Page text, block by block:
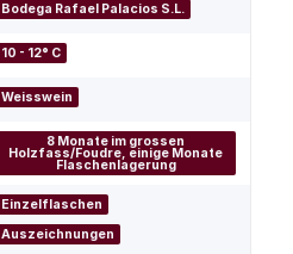
Bodega Rafael Palacios S.L.
10 - 12° C
Weisswein
8 Monate im grossen
Holzfass/Foudre, einige Monate
Flaschenlagerung
Einzelflaschen
Auszeichnungen